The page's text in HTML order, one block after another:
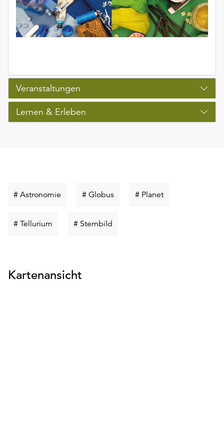
Veranstaltungen
Lernen & Erleben
# Astronomie Schlüsselwort
# GlobusSchlüsselwort
# PlanetSchlüsselwort
# Tellurium Schlüsselwort
# Sternbild
Kartenansicht